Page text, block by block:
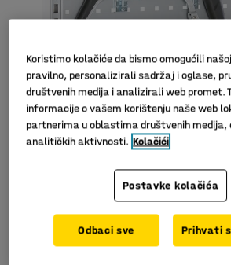
Koristimo kolačiće da bismo omogućili
pravilno, personalizirali sadržaj i oglase,
društvenih medija i analizirali web promet.
informacije o vašem korištenju naše web
partnerima u oblastima društvenih medija,
analitičkih aktivnosti. Kolačići
Postavke kolačića
Odbaci sve Prihvati